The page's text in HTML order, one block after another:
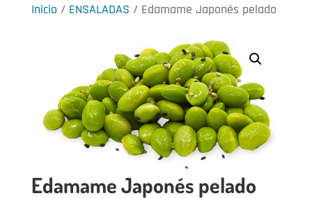
Inicio / ENSALADAS / Edamame Japonés pelado
Edamame Japonés pelado